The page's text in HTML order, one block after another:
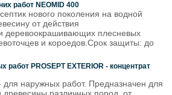
работ NEOMID 400
нового поколения на водной
от действия
деревоокрашивающих плесневых
и короедов.Срок защиты: до
работ PROSEPT EXTERIOR - концентрат
для наружных работ. Предназначен для